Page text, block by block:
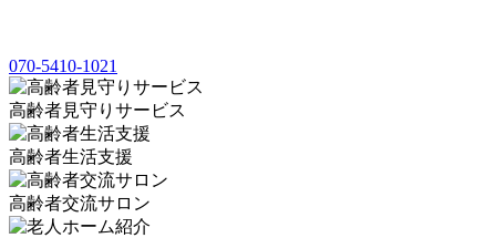
070-5410-1021
高齢者見守りサービス
高齢者生活支援
高齢者交流サロン